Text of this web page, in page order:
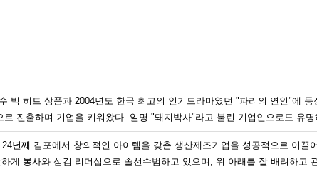
히트 상품과 2004년도 한국 최고의 인기드라마였던 "파리의 연인"에 등
진출하며 기업을 키워왔다. 일명 "돼지박사"라고 불린 기업인으로도 유
년째 김포에서 창의적인 아이템을 갖춘 생산제조기업을 성공적으로 이끌
게 봉사와 섬김 리더십으로 솔선수범하고 있으며, 위 아래를 잘 배려하고